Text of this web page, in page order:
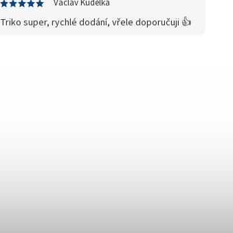
Václav Kudělka
Triko super, rychlé dodání, vřele doporučuji 👍